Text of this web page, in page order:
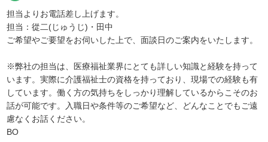
担当よりお電話差し上げます。
担当：從二(じゅうじ)・田中
ご希望やご要望をお伺いした上で、面談日のご案内をいたします。
※弊社の担当は、医療福祉業界にとても詳しい知識と経験を持って
います。実際に介護福祉士の資格を持っており、現場での経験も有
しています。働く方の気持ちをしっかり理解しているからこそのお
話が可能です。入職日や条件等のご希望など、どんなことでもご遠
慮なくお話ください。
BO